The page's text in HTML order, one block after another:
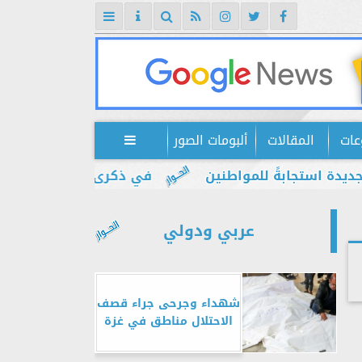
المقالات ألبومات الصور

في ذكرى يوليو.. إبراهيم
للمواطنين
عربي ودولي
شهداء وجرحى جراء قصف
الاحتلال مناطق في غزة